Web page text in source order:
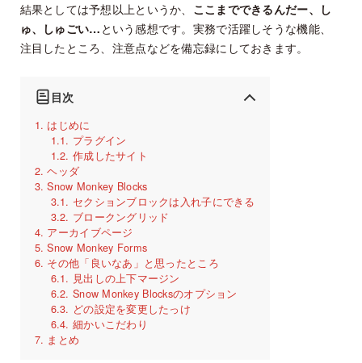
結果としては予想以上というか、 ここまでできるんだー、し
ゅ、しゅごい… という感想です。実務で活躍しそうな機能、
注目したところ、注意点などを備忘録にしておきます。
目次
はじめに
プラグイン
作成したサイト
ヘッダ
Snow Monkey Blocks
セクションブロックは入れ子にできる
ブロークングリッド
アーカイブページ
Snow Monkey Forms
その他「良いなあ」と思ったところ
見出しの上下マージン
Snow Monkey Blocksのオプション
どの設定を変更したっけ
細かいこだわり
まとめ